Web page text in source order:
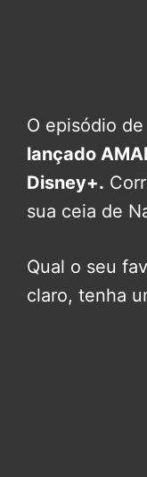
O episódio
lançado
Disney+.
sua ceia de
Qual o seu
claro, tenha